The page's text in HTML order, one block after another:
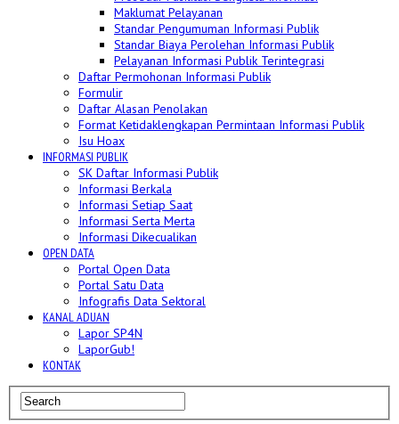
Maklumat Pelayanan
Standar Pengumuman Informasi Publik
Standar Biaya Perolehan Informasi Publik
Pelayanan Informasi Publik Terintegrasi
Daftar Permohonan Informasi Publik
Formulir
Daftar Alasan Penolakan
Format Ketidaklengkapan Permintaan Informasi Publik
Isu Hoax
INFORMASI PUBLIK
SK Daftar Informasi Publik
Informasi Berkala
Informasi Setiap Saat
Informasi Serta Merta
Informasi Dikecualikan
OPEN DATA
Portal Open Data
Portal Satu Data
Infografis Data Sektoral
KANAL ADUAN
Lapor SP4N
LaporGub!
KONTAK